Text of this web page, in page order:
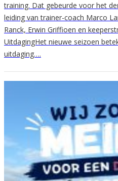
training. Dat gebeurde voor het
leiding van trainer-coach Marco
Ranck, Erwin Griffioen en
UitdagingHet nieuwe seizoen
uitdaging….